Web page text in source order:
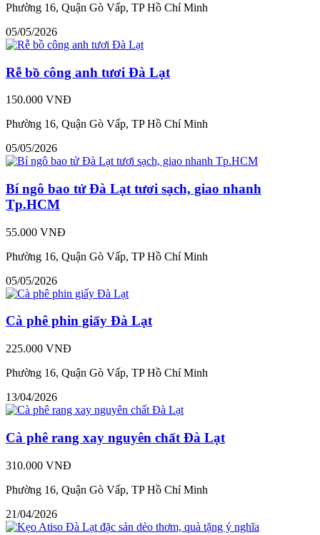
Phường 16, Quận Gò Vấp, TP Hồ Chí Minh
05/05/2026
Rễ bồ công anh tươi Đà Lạt
150.000 VNĐ
Phường 16, Quận Gò Vấp, TP Hồ Chí Minh
05/05/2026
Bí ngô bao tử Đà Lạt tươi sạch, giao nhanh
Tp.HCM
55.000 VNĐ
Phường 16, Quận Gò Vấp, TP Hồ Chí Minh
05/05/2026
Cà phê phin giấy Đà Lạt
225.000 VNĐ
Phường 16, Quận Gò Vấp, TP Hồ Chí Minh
13/04/2026
Cà phê rang xay nguyên chất Đà Lạt
310.000 VNĐ
Phường 16, Quận Gò Vấp, TP Hồ Chí Minh
21/04/2026